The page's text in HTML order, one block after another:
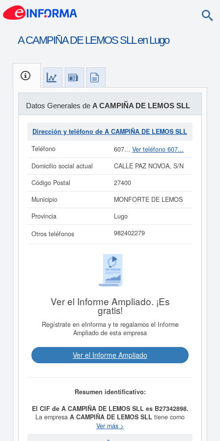
A CAMPIÑA DE LEMOS SLL en Lugo
Datos Generales de A CAMPIÑA DE LEMOS SLL
Dirección y teléfono de A CAMPIÑA DE LEMOS SLL
Teléfono
607... Ver teléfono 607...
Domicilio social actual
CALLE PAZ NOVOA, S/N
Código Postal
27400
Municipio
MONFORTE DE LEMOS
Provincia
Lugo
Otros teléfonos
982402279
Ver el Informe Ampliado. ¡Es
gratis!
Regístrate en eInforma y te regalamos el Informe
Ampliado de esta empresa
Ver el Informe Ampliado
Resumen identificativo:
El CIF de A CAMPIÑA DE LEMOS SLL es B27342898.
La empresa A CAMPIÑA DE LEMOS SLL tiene como
objetivo a. Servicios de limpieza y mantenimiento de
piscinas. CNAE. 8129. b. Servicios agrícolas y
Ver más >